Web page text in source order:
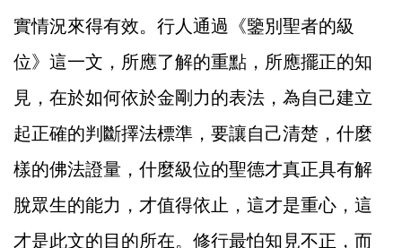
實情況來得有效。行人通過《鑒別聖者的級
位》這一文，所應了解的重點，所應擺正的知
見，在於如何依於金剛力的表法，為自己建立
起正確的判斷擇法標準，要讓自己清楚，什麼
樣的佛法證量，什麼級位的聖德才真正具有解
脫眾生的能力，才值得依止，這才是重心，這
才是此文的目的所在。修行最怕知見不正，而